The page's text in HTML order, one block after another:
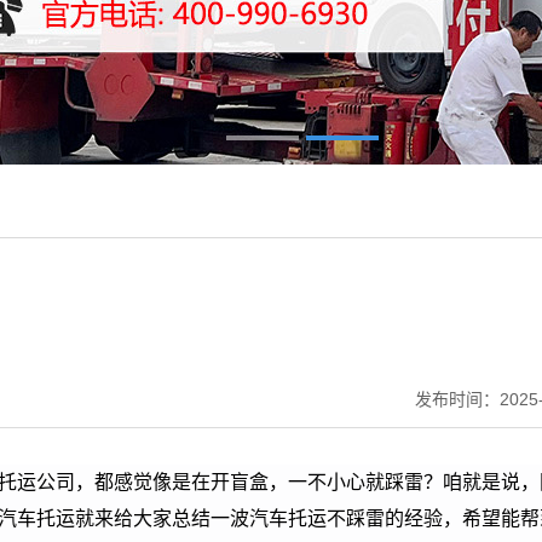
发布时间：
运公司，都感觉像是在开盲盒，一不小心就踩雷？咱就是说
车托运就来给大家总结一波汽车托运不踩雷的经验，希望能